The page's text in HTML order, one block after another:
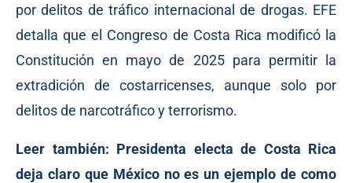
por delitos de tráfico internacional de drogas. EFE
detalla que el Congreso de Costa Rica modificó la
Constitución en mayo de 2025 para permitir la
extradición de costarricenses, aunque solo por
delitos de narcotráfico y terrorismo.
Leer también: Presidenta electa de Costa Rica
deja claro que México no es un ejemplo de como